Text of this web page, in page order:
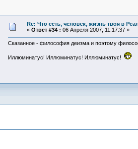
Re: Что есть, человек, жизнь твоя в
« Ответ #34 : 06 Апреля 2007, 11:17:37 »
Сказанное - философия деизма и поэтому
Иллюминатус! Иллюминатус! Иллюминатус!